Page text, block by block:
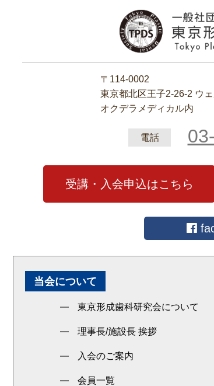
〒114-0002
東京都北区王子2‐26‐2 ウ
オクデラメディカル内
電話
受講・入会申込はこちら
当会について
東京形成歯科研究会について
理事長/施設長 挨拶
入会のご案内
会員一覧